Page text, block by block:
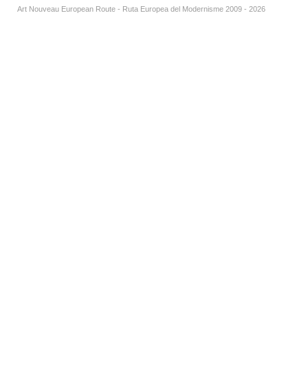
Art Nouveau European Route - Ruta Europea del Modernisme 2009 - 2026